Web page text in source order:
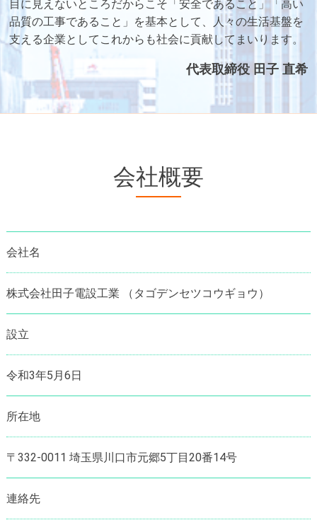
目に見えないところだからこそ「安全であること」「高い
品質の工事であること」を基本として、人々の生活基盤を
支える企業としてこれからも社会に貢献してまいります。
代表取締役 田子 直希
会社概要
会社名
株式会社田子電設工業 （タゴデンセツコウギョウ）
設立
令和3年5月6日
所在地
〒332-0011 埼玉県川口市元郷5丁目20番14号
連絡先